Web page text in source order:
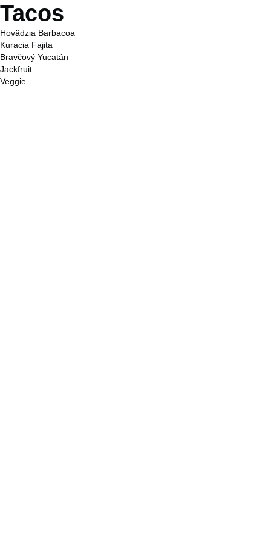
Tacos
Hovädzia Barbacoa
Kuracia Fajita
Bravčový Yucatán
Jackfruit
Veggie